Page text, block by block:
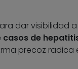
dar visibilidad a
de
precoz radica